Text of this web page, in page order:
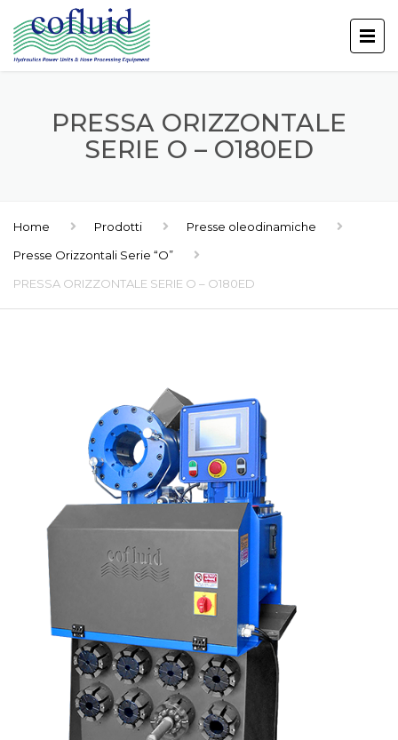
PRESSA ORIZZONTALE
SERIE O – O180ED
Home Prodotti
Presse oleodinamiche
Presse Orizzontali Serie “O”
PRESSA ORIZZONTALE SERIE O – O180ED